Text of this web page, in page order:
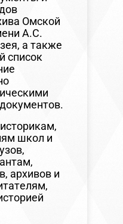
Омской
А.С.
а также
список
школ и
архивов и